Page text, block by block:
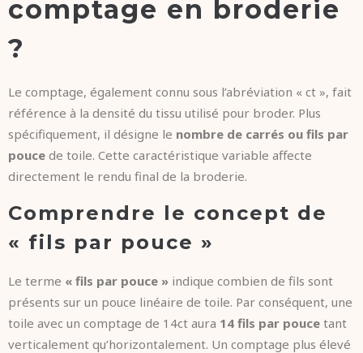
comptage en broderie
?
Le comptage, également connu sous l’abréviation « ct », fait
référence à la densité du tissu utilisé pour broder. Plus
spécifiquement, il désigne le nombre de carrés ou fils par
pouce de toile. Cette caractéristique variable affecte
directement le rendu final de la broderie.
Comprendre le concept de
« fils par pouce »
Le terme « fils par pouce » indique combien de fils sont
présents sur un pouce linéaire de toile. Par conséquent, une
toile avec un comptage de 14ct aura 14 fils par pouce tant
verticalement qu’horizontalement. Un comptage plus élevé